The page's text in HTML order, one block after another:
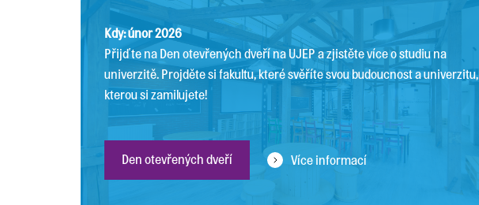
Kdy: únor 2026
Přijďte na Den otevřených dveří na UJEP a zjistěte více o studiu na
univerzitě. Projděte si fakultu, které svěříte svou budoucnost a univerzitu,
kterou si zamilujete!
Den otevřených dveří Více informací